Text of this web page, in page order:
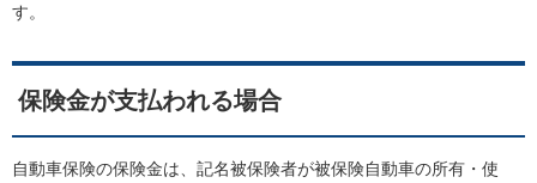
す。
保険金が支払われる場合
自動車保険の保険金は、記名被保険者が被保険自動車の所有・使